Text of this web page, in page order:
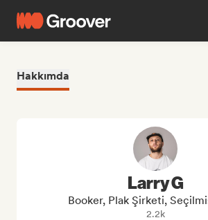
Hakkımda
Larry G
Booker, Plak Şirketi,
2.2k